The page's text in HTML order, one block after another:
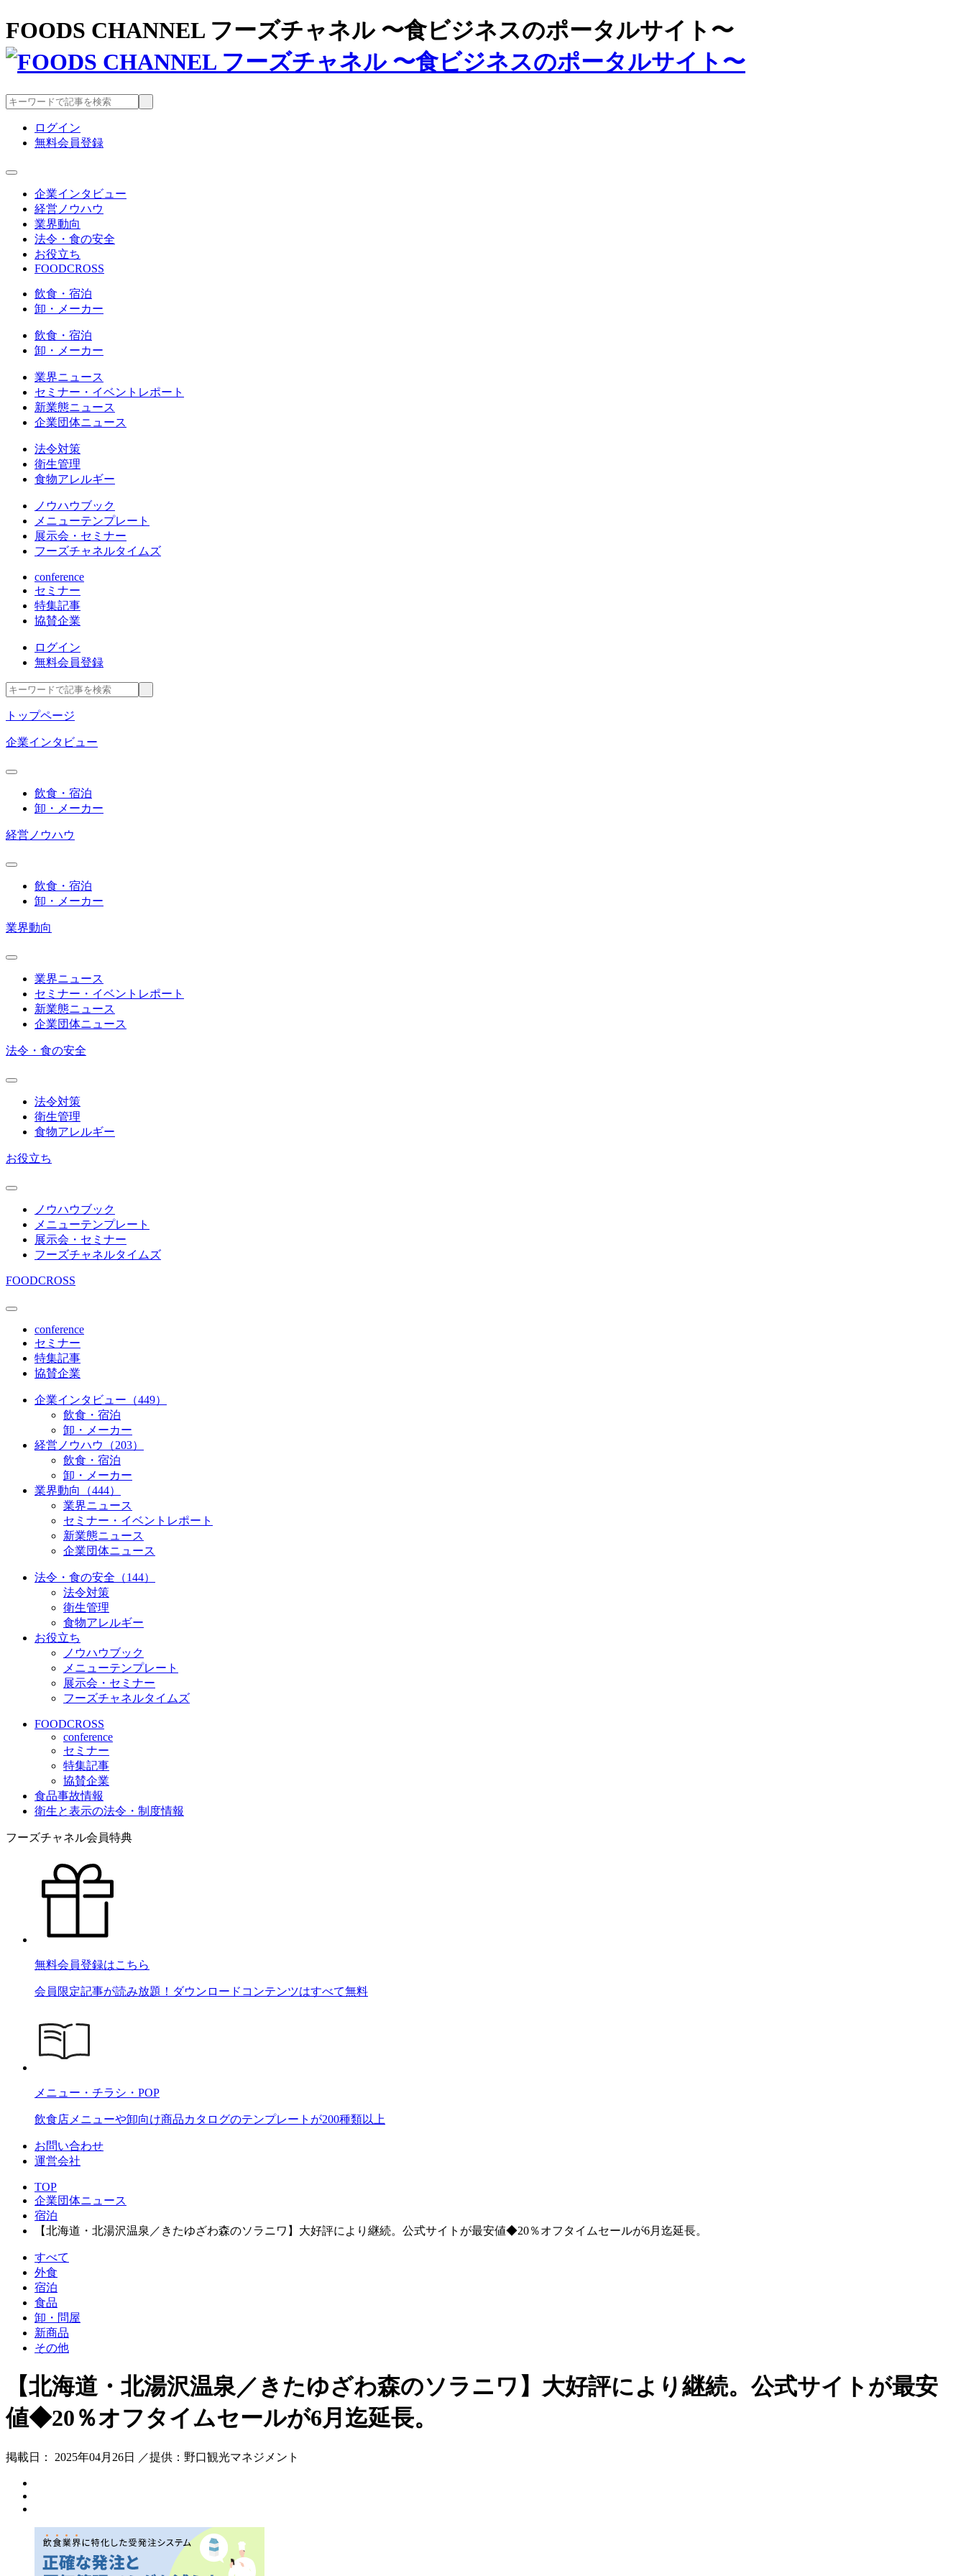
FOODS CHANNEL フーズチャネル 〜食ビジネスのポータルサイト〜
ログイン
無料会員登録
企業インタビュー
経営ノウハウ
業界動向
法令・食の安全
お役立ち
FOODCROSS
飲食・宿泊
卸・メーカー
飲食・宿泊
卸・メーカー
業界ニュース
セミナー・イベントレポート
新業態ニュース
企業団体ニュース
法令対策
衛生管理
食物アレルギー
ノウハウブック
メニューテンプレート
展示会・セミナー
フーズチャネルタイムズ
conference
セミナー
特集記事
協賛企業
ログイン
無料会員登録
トップページ
企業インタビュー
飲食・宿泊
卸・メーカー
経営ノウハウ
飲食・宿泊
卸・メーカー
業界動向
業界ニュース
セミナー・イベントレポート
新業態ニュース
企業団体ニュース
法令・食の安全
法令対策
衛生管理
食物アレルギー
お役立ち
ノウハウブック
メニューテンプレート
展示会・セミナー
フーズチャネルタイムズ
FOODCROSS
conference
セミナー
特集記事
協賛企業
企業インタビュー（449）
飲食・宿泊
卸・メーカー
経営ノウハウ（203）
飲食・宿泊
卸・メーカー
業界動向（444）
業界ニュース
セミナー・イベントレポート
新業態ニュース
企業団体ニュース
法令・食の安全（144）
法令対策
衛生管理
食物アレルギー
お役立ち
ノウハウブック
メニューテンプレート
展示会・セミナー
フーズチャネルタイムズ
FOODCROSS
conference
セミナー
特集記事
協賛企業
食品事故情報
衛生と表示の法令・制度情報
フーズチャネル会員特典
無料会員登録はこちら
会員限定記事が読み放題！ダウンロードコンテンツはすべて無料
メニュー・チラシ・POP
飲食店メニューや卸向け商品カタログのテンプレートが200種類以上
お問い合わせ
運営会社
TOP
企業団体ニュース
宿泊
【北海道・北湯沢温泉／きたゆざわ森のソラニワ】大好評により継続。公式サイトが最安値◆20％オフタイムセールが6月迄延長。
すべて
外食
宿泊
食品
卸・問屋
新商品
その他
【北海道・北湯沢温泉／きたゆざわ森のソラニワ】大好評により継続。公式サイトが最安
値◆20％オフタイムセールが6月迄延長。
掲載日： 2025年04月26日 ／提供：野口観光マネジメント